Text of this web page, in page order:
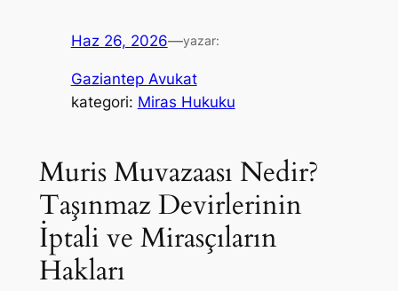
Haz 26, 2026—yazar:
Gaziantep Avukat
kategori: Miras Hukuku
Muris Muvazaası Nedir?
Taşınmaz Devirlerinin
İptali ve Mirasçıların
Hakları